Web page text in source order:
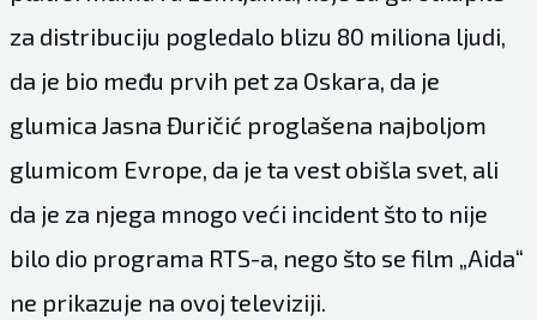
za distribuciju pogledalo blizu 80 miliona ljudi,
da je bio među prvih pet za Oskara, da je
glumica Jasna Đuričić proglašena najboljom
glumicom Evrope, da je ta vest obišla svet, ali
da je za njega mnogo veći incident što to nije
bilo dio programa RTS-a, nego što se film „Aida“
ne prikazuje na ovoj televiziji.